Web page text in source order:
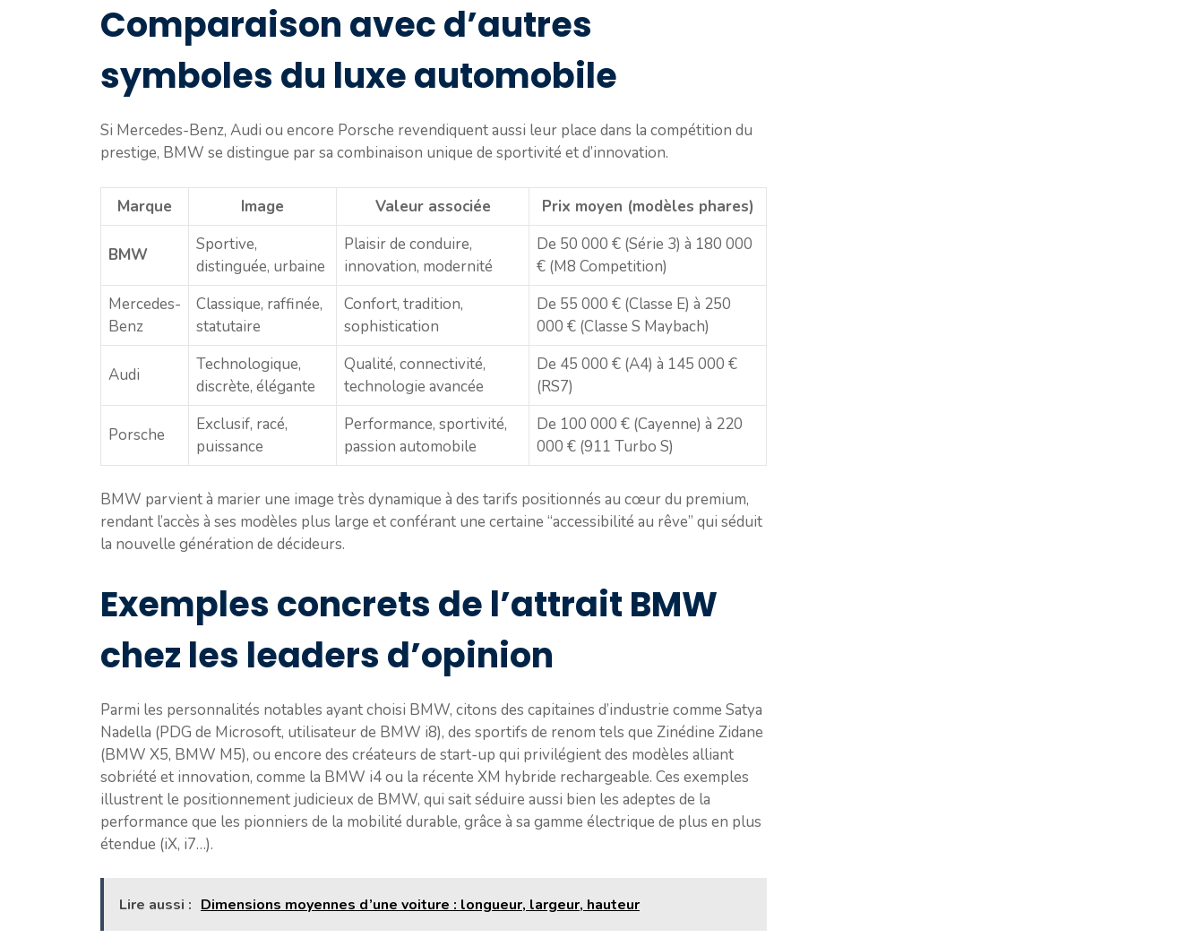
Comparaison avec d’autres
symboles du luxe automobile
Si Mercedes-Benz, Audi ou encore Porsche revendiquent aussi leur place dans la compétition du
prestige, BMW se distingue par sa combinaison unique de sportivité et d’innovation.
Marque Image Valeur associée Prix moyen (modèles phares)
BMW
Sportive,
distinguée, urbaine
Plaisir de conduire,
innovation, modernité
De 50 000 € (Série 3) à 180 000
€ (M8 Competition)
Mercedes-
Benz
Classique, raffinée,
statutaire
Confort, tradition,
sophistication
De 55 000 € (Classe E) à 250
000 € (Classe S Maybach)
Audi
Technologique,
discrète, élégante
Qualité, connectivité,
technologie avancée
De 45 000 € (A4) à 145 000 €
(RS7)
Porsche
Exclusif, racé,
puissance
Performance, sportivité,
passion automobile
De 100 000 € (Cayenne) à 220
000 € (911 Turbo S)
BMW parvient à marier une image très dynamique à des tarifs positionnés au cœur du premium,
rendant l’accès à ses modèles plus large et conférant une certaine “accessibilité au rêve” qui séduit
la nouvelle génération de décideurs.
Exemples concrets de l’attrait BMW
chez les leaders d’opinion
Parmi les personnalités notables ayant choisi BMW, citons des capitaines d’industrie comme Satya
Nadella (PDG de Microsoft, utilisateur de BMW i8), des sportifs de renom tels que Zinédine Zidane
(BMW X5, BMW M5), ou encore des créateurs de start-up qui privilégient des modèles alliant
sobriété et innovation, comme la BMW i4 ou la récente XM hybride rechargeable. Ces exemples
illustrent le positionnement judicieux de BMW, qui sait séduire aussi bien les adeptes de la
performance que les pionniers de la mobilité durable, grâce à sa gamme électrique de plus en plus
étendue (iX, i7…).
Lire aussi : Dimensions moyennes d’une voiture : longueur, largeur, hauteur